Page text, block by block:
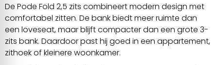
De Pode Fold 2,5 zits combineert modern design met
comfortabel zitten. De bank biedt meer ruimte dan
een loveseat, maar blijft compacter dan een grote 3-
zits bank. Daardoor past hij goed in een appartement,
zithoek of kleinere woonkamer.